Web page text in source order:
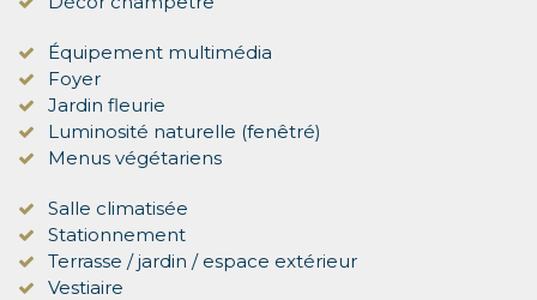
Équipement multimédia
Foyer
Jardin fleurie
Luminosité naturelle (fenêtré)
Menus végétariens
Salle climatisée
Stationnement
Terrasse / jardin / espace extérieur
Vestiaire